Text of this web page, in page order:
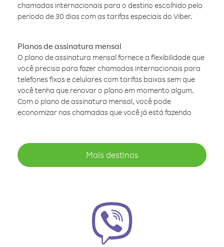
chamadas internacionais para o destino escolhido pelo
período de 30 dias com as tarifas especiais do Viber.
Planos de assinatura mensal
O plano de assinatura mensal fornece a flexibilidade que
você precisa para fazer chamadas internacionais para
telefones fixos e celulares com tarifas baixas sem que
você tenha que renovar o plano em momento algum.
Com o plano de assinatura mensal, você pode
economizar nas chamadas que você já está fazendo
Mais destinos